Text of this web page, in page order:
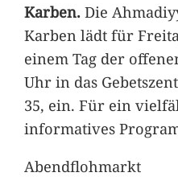
Karben.Die
Karben lädt für
einem Tag der
Uhr in das
35, ein. Für ein
informatives
Abendflohmarkt